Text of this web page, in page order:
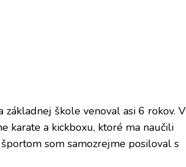
škole venoval asi 6 rokov. V
karate a kickboxu, ktoré ma naučili
som samozrejme posiloval s